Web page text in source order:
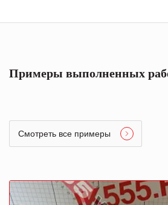
Примеры выполненных
Смотреть все примеры